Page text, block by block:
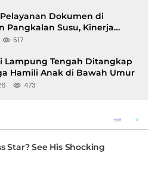
Dokumen di
Pangkalan Susu, Kinerja
Langkat Disorot
517
Lampung Tengah Ditangkap
Hamili Anak di Bawah Umur
473